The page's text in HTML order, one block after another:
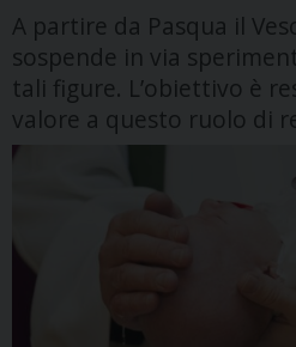
A partire da Pasqua il
sospende in via
tali figure. L’obiettivo è
valore a questo ruolo di